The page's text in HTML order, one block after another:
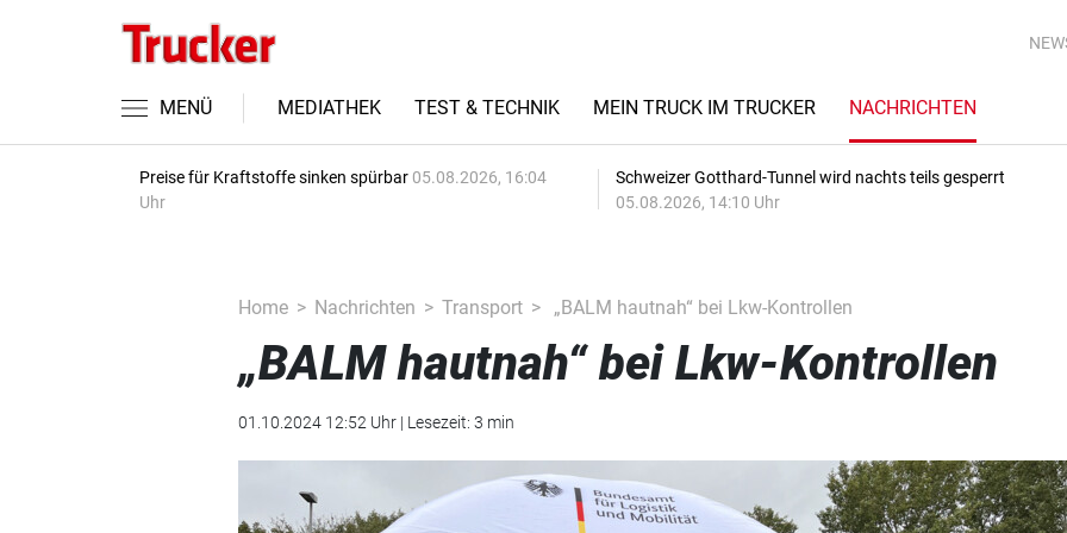
MENÜ MEDIATHEK TEST & TECHNIK MEIN TRUCK IM TRUCKER NACHRICHTEN
Preise für Kraftstoffe sinken spürbar 05.08.2026, 16:04
Uhr
Schweizer Gotthard-Tunnel wird nachts teils gesperrt
05.08.2026, 14:10 Uhr
Home Nachrichten Transport „BALM hautnah“ bei Lkw-Kontrollen
„BALM hautnah“ bei Lkw-Kontrollen
01.10.2024 12:52 Uhr | Lesezeit: 3 min